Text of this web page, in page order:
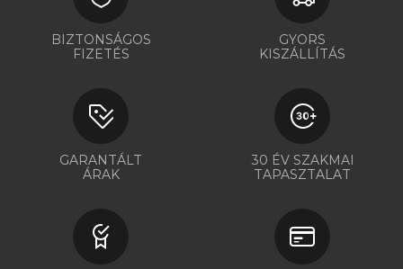
BIZTONSÁGOS
FIZETÉS
GYORS
KISZÁLLÍTÁS
GARANTÁLT
ÁRAK
30 ÉV SZAKMAI
TAPASZTALAT